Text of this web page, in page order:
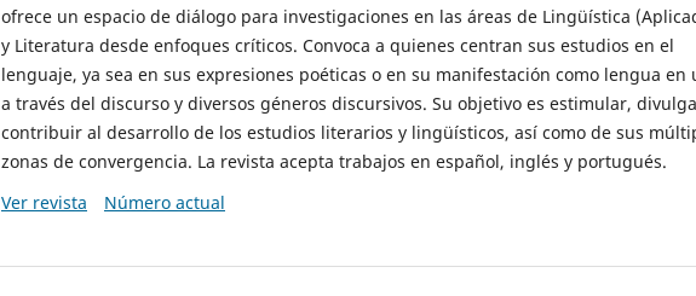
ofrece un espacio de diálogo para investigaciones en las áreas de Lingüística
y Literatura desde enfoques críticos. Convoca a quienes centran sus estudios en el
lenguaje, ya sea en sus expresiones poéticas o en su manifestación como lengua en
a través del discurso y diversos géneros discursivos. Su objetivo es estimular,
contribuir al desarrollo de los estudios literarios y lingüísticos, así como de sus
zonas de convergencia. La revista acepta trabajos en español, inglés y portugués.
Ver revista
Número actual